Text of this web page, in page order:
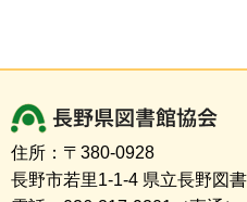
住所：〒380-0928
長野市若里1-1-4 県立長野図